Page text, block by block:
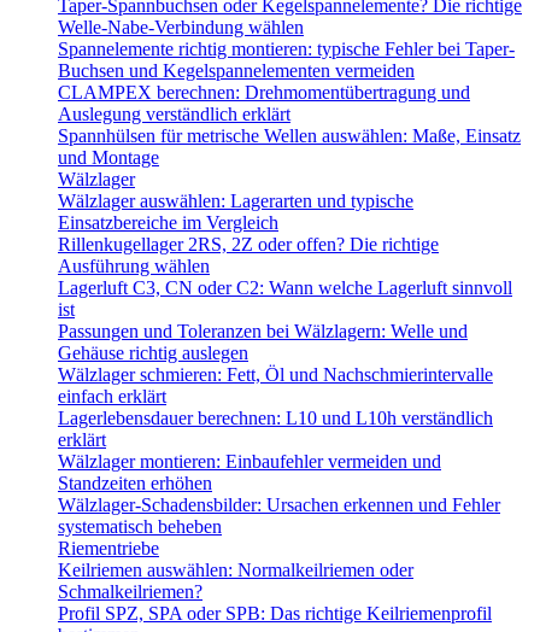
Taper-Spannbuchsen oder Kegelspannelemente? Die richtige
Welle-Nabe-Verbindung wählen
Spannelemente richtig montieren: typische Fehler bei Taper-
Buchsen und Kegelspannelementen vermeiden
CLAMPEX berechnen: Drehmomentübertragung und
Auslegung verständlich erklärt
Spannhülsen für metrische Wellen auswählen: Maße, Einsatz
und Montage
Wälzlager
Wälzlager auswählen: Lagerarten und typische
Einsatzbereiche im Vergleich
Rillenkugellager 2RS, 2Z oder offen? Die richtige
Ausführung wählen
Lagerluft C3, CN oder C2: Wann welche Lagerluft sinnvoll
ist
Passungen und Toleranzen bei Wälzlagern: Welle und
Gehäuse richtig auslegen
Wälzlager schmieren: Fett, Öl und Nachschmierintervalle
einfach erklärt
Lagerlebensdauer berechnen: L10 und L10h verständlich
erklärt
Wälzlager montieren: Einbaufehler vermeiden und
Standzeiten erhöhen
Wälzlager-Schadensbilder: Ursachen erkennen und Fehler
systematisch beheben
Riementriebe
Keilriemen auswählen: Normalkeilriemen oder
Schmalkeilriemen?
Profil SPZ, SPA oder SPB: Das richtige Keilriemenprofil